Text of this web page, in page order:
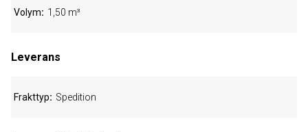
Volym 1,50 m³
Leverans
Frakttyp Spedition